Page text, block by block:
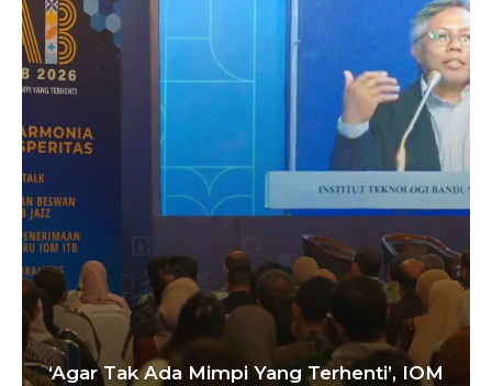
‘Agar Tak Ada Mimpi Yang Terhenti’, IOM